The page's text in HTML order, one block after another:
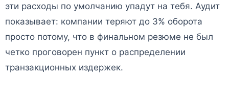
эти расходы по умолчанию упадут на тебя. Аудит
показывает: компании теряют до 3% оборота
просто потому, что в финальном резюме не был
четко проговорен пункт о распределении
транзакционных издержек.